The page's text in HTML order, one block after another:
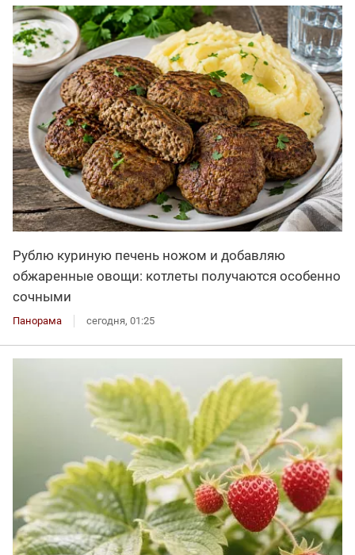
Рублю куриную печень ножом и добавляю
обжаренные овощи: котлеты получаются особенно
сочными
Панорама сегодня, 01:25